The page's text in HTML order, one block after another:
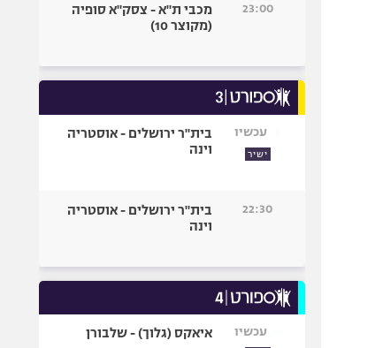
23:00
מכבי ת"א - צסק"א סופיה
(מקוצר 10)
עכשיו
ישיר
בית"ר ירושלים - אוסטריה
וינה
22:30
בית"ר ירושלים - אוסטריה
וינה
עכשיו איאקס (גלוך) - שלבורן